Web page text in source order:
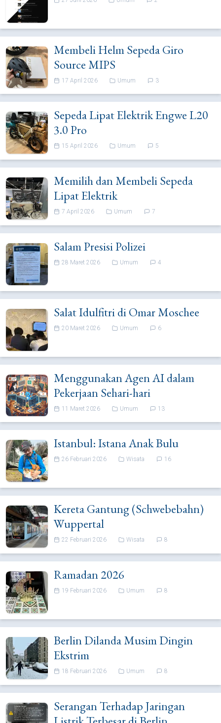
Membeli Helm Sepeda Giro
Source MIPS
17 April 2026 Umum 3
Sepeda Lipat Elektrik Engwe L20
3.0 Pro
15 April 2026 Umum 5
Memilih dan Membeli Sepeda
Lipat Elektrik
7 April 2026 Umum 7
Salam Presisi Polizei
28 Maret 2026 Umum 4
Salat Idulfitri di Omar Moschee
20 Maret 2026 Umum 6
Menggunakan Agen AI dalam
Pekerjaan Sehari-hari
11 Maret 2026 Umum 13
Istanbul: Istana Anak Bulu
26 Februari 2026 Wisata 16
Kereta Gantung (Schwebebahn)
Wuppertal
22 Februari 2026 Wisata 8
Ramadan 2026
19 Februari 2026 Umum 8
Berlin Dilanda Musim Dingin
Ekstrim
18 Februari 2026 Umum 8
Serangan Terhadap Jaringan